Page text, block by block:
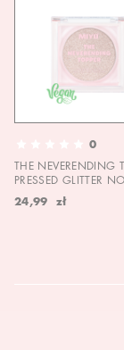
0
THE NEVERENDING
PRESSED GLITTER
MOON CHILD
24,99 zł